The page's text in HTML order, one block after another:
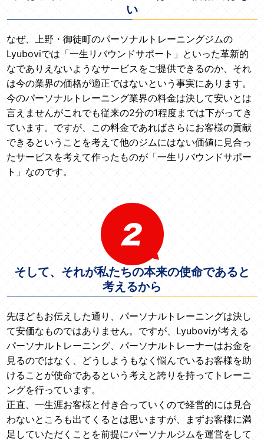
い
なぜ、上野・御徒町のパーソナルトレーニングジムの
Lyuboviでは「一生リバウンドサポート」といった革新的
なでありえないようなサービスをご提供できるのか、それ
は今の業界の価格が適正ではないという事実にあります。
今のパーソナルトレーニング業界の料金は決して安いとは
言えませんがこれでも従来の2分の1程度までは下がってき
ています。ですが、この料金であればさらにお客様の貢献
できるということを考えて他のジムにはない価値に見合っ
たサービスを考えて作ったものが「一生リバウンドサポー
ト」なのです。
そして、それが私たちの本来の使命であると
考えるから
先ほどもお伝えした通り、パーソナルトレーニングは決し
て安価なものではありません。ですが、Lyuboviが考える
パーソナルトレーニング、パーソナルトレーナーはお金を
見るのではなく、どうしようもなく悩んでいるお客様を助
けることが使命であるという考えと誇りを持ってトレーニ
ングを行っています。
正直、一生涯お客様と付き合っていくので経営的には見合
わないところも出てくるとは思いますが、まずお客様に満
足していただくことを前提にパーソナルジムを運営をして